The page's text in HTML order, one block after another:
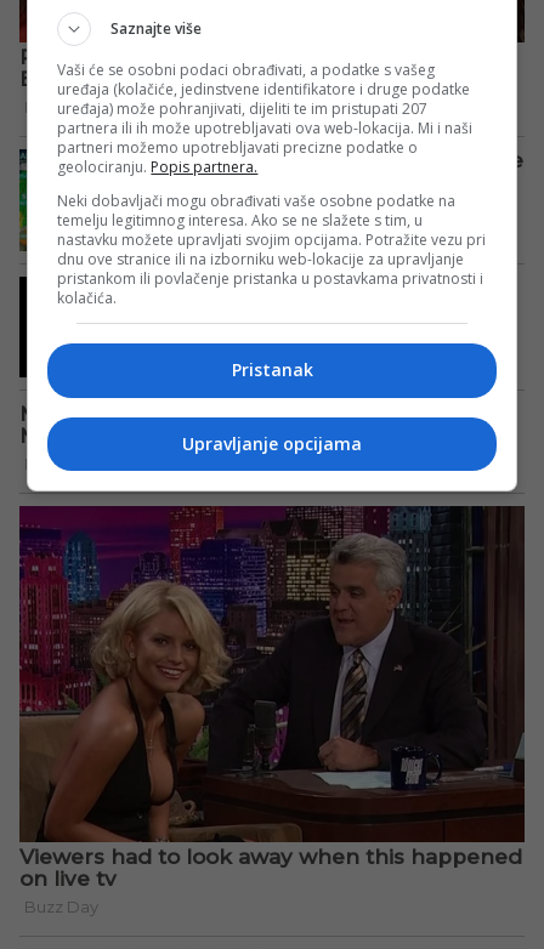
Saznajte više
Vaši će se osobni podaci obrađivati, a podatke s vašeg
uređaja (kolačiće, jedinstvene identifikatore i druge podatke
uređaja) može pohranjivati, dijeliti te im pristupati 207
partnera ili ih može upotrebljavati ova web-lokacija. Mi i naši
partneri možemo upotrebljavati precizne podatke o
geolociranju. Popis partnera.
Neki dobavljači mogu obrađivati vaše osobne podatke na
temelju legitimnog interesa. Ako se ne slažete s tim, u
nastavku možete upravljati svojim opcijama. Potražite vezu pri
dnu ove stranice ili na izborniku web-lokacije za upravljanje
pristankom ili povlačenje pristanka u postavkama privatnosti i
kolačića.
Pristanak
Upravljanje opcijama